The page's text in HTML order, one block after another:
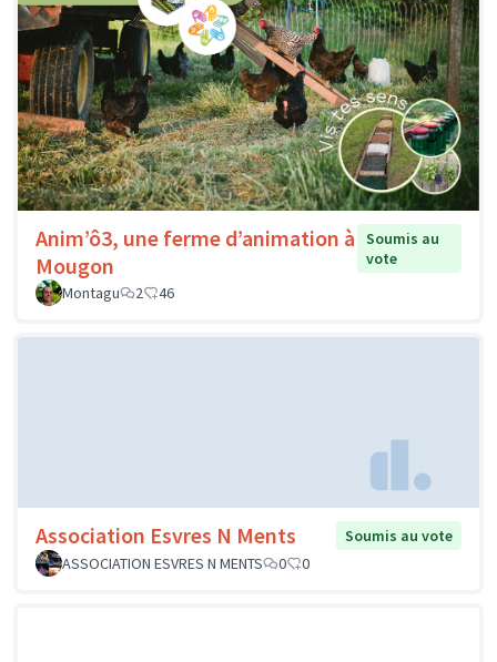
Anim’ô3, une ferme d’animation à
Mougon
Soumis au
vote
Montagu
2 46
Association Esvres N Ments
Soumis au vote
ASSOCIATION ESVRES N MENTS
0 0